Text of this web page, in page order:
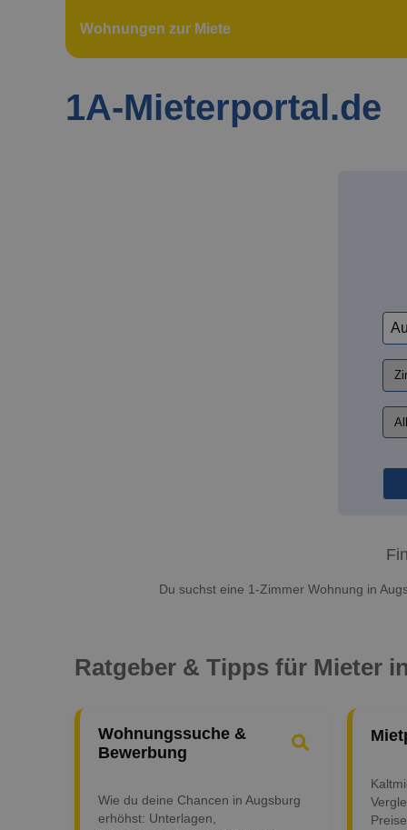
Wohnungen zur Miete
1A-Mieterportal.de
Du suchst eine 1-Zimmer Wohnung in
Ratgeber & Tipps für Mieter
Wohnungssuche &
Bewerbung
Wie du deine Chancen in Augsburg
erhöhst: Unterlagen,